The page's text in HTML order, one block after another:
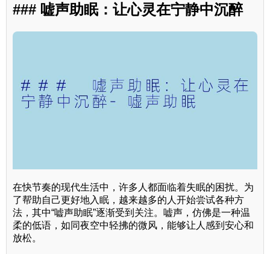
### 嘘声助眠：让心灵在宁静中沉醉
在快节奏的现代生活中，许多人都面临着失眠的困扰。为
了帮助自己更好地入眠，越来越多的人开始尝试各种方
法，其中“嘘声助眠”逐渐受到关注。嘘声，仿佛是一种温
柔的低语，如同夜空中轻拂的微风，能够让人感到安心和
放松。